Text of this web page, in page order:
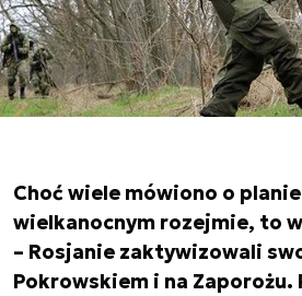
Choć wiele mówiono o
wielkanocnym rozejmie, to
– Rosjanie zaktywizowali
Pokrowskiem i na Zaporożu.